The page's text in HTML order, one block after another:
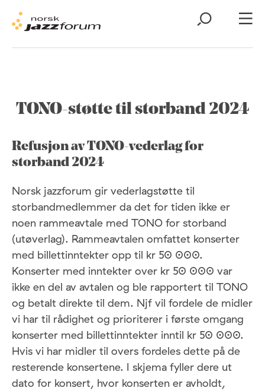
TONO-støtte til storband 2024
Refusjon av TONO-vederlag for
storband 2024
Norsk jazzforum gir vederlagstøtte til
storbandmedlemmer da det for tiden ikke er
noen rammeavtale med TONO for storband
(utøverlag). Rammeavtalen omfattet konserter
med billettinntekter opp til kr 50 000.
Konserter med inntekter over kr 50 000 var
ikke en del av avtalen og ble rapportert til TONO
og betalt direkte til dem. Njf vil fordele de midler
vi har til rådighet og prioriterer i første omgang
konserter med billettinntekter inntil kr 50 000.
Hvis vi har midler til overs fordeles dette på de
resterende konsertene. I skjema fyller dere ut
dato for konsert, hvor konserten er avholdt,